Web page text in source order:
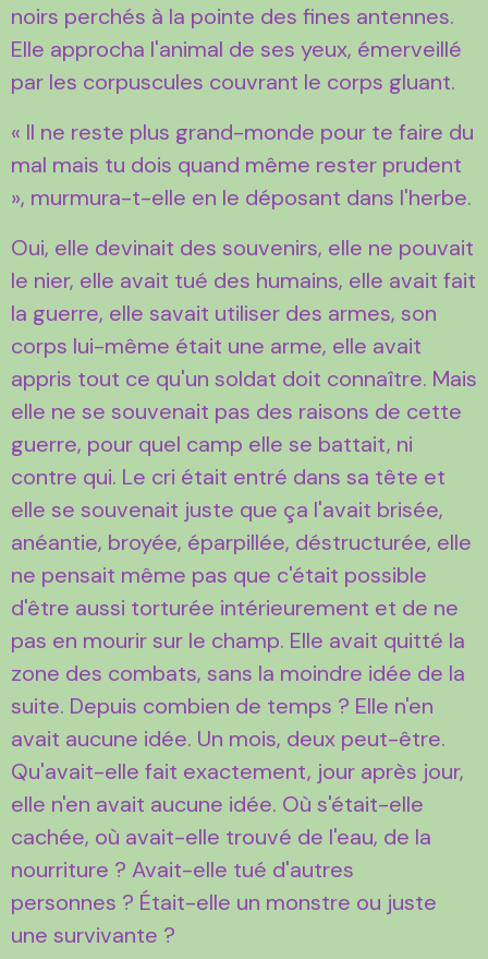
noirs perchés à la pointe des fines antennes.
Elle approcha l'animal de ses yeux, émerveillé
par les corpuscules couvrant le corps gluant.
« Il ne reste plus grand-monde pour te faire du
mal mais tu dois quand même rester prudent
», murmura-t-elle en le déposant dans l'herbe.
Oui, elle devinait des souvenirs, elle ne pouvait
le nier, elle avait tué des humains, elle avait fait
la guerre, elle savait utiliser des armes, son
corps lui-même était une arme, elle avait
appris tout ce qu'un soldat doit connaître. Mais
elle ne se souvenait pas des raisons de cette
guerre, pour quel camp elle se battait, ni
contre qui. Le cri était entré dans sa tête et
elle se souvenait juste que ça l'avait brisée,
anéantie, broyée, éparpillée, déstructurée, elle
ne pensait même pas que c'était possible
d'être aussi torturée intérieurement et de ne
pas en mourir sur le champ. Elle avait quitté la
zone des combats, sans la moindre idée de la
suite. Depuis combien de temps ? Elle n'en
avait aucune idée. Un mois, deux peut-être.
Qu'avait-elle fait exactement, jour après jour,
elle n'en avait aucune idée. Où s'était-elle
cachée, où avait-elle trouvé de l'eau, de la
nourriture ? Avait-elle tué d'autres
personnes ? Était-elle un monstre ou juste
une survivante ?